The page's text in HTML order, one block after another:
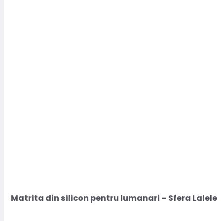
Matrita din silicon pentru lumanari – Sfera Lalele